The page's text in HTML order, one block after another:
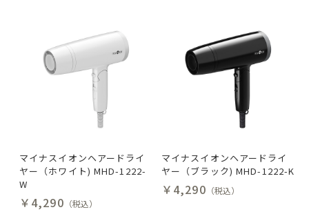
マイナスイオンヘアードライ
ヤー（ホワイト) MHD-1222-
W
￥4,290 （税込）
マイナスイオンヘアードライ
ヤー（ブラック) MHD-1222-K
￥4,290 （税込）